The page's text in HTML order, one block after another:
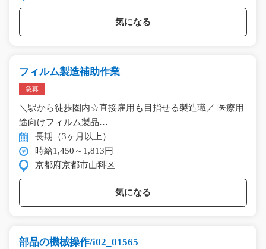
気になる
フィルム製造補助作業
急募
＼駅から徒歩圏内☆直接雇用も目指せる製造職／ 医療用
途向けフィルム製品…
長期（3ヶ月以上）
時給1,450～1,813円
京都府京都市山科区
気になる
部品の機械操作/i02_01565